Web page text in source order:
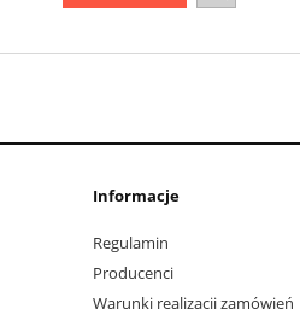
Informacje
Regulamin
Producenci
Warunki realizacji zamówień